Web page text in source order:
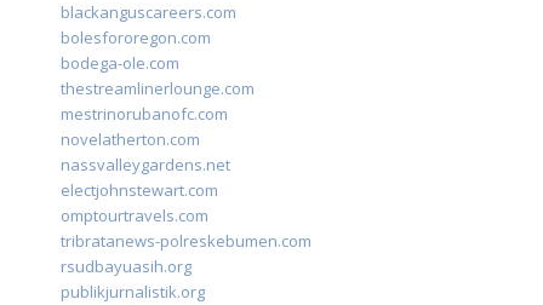
blackanguscareers.com
bolesfororegon.com
bodega-ole.com
thestreamlinerlounge.com
mestrinorubanofc.com
novelatherton.com
nassvalleygardens.net
electjohnstewart.com
omptourtravels.com
tribratanews-polreskebumen.com
rsudbayuasih.org
publikjurnalistik.org